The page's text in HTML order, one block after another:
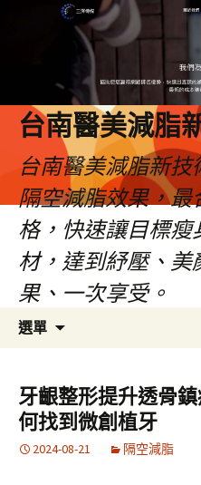
台南醫美減脂
台南醫美減脂新
隔空減脂效果，最
格，快速讓目標瘦
材，達到紓壓、
果、一次享受。
選單
容
牙齦整形提升透骨
何找到微創植牙
2024-08-21 隔空減脂